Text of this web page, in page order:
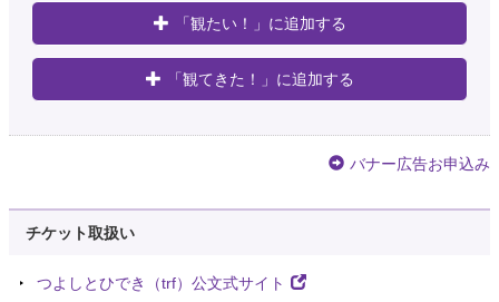
「観たい！」に追加する
「観てきた！」に追加する
バナー広告お申込み
チケット取扱い
つよしとひでき（trf）公文式サイト